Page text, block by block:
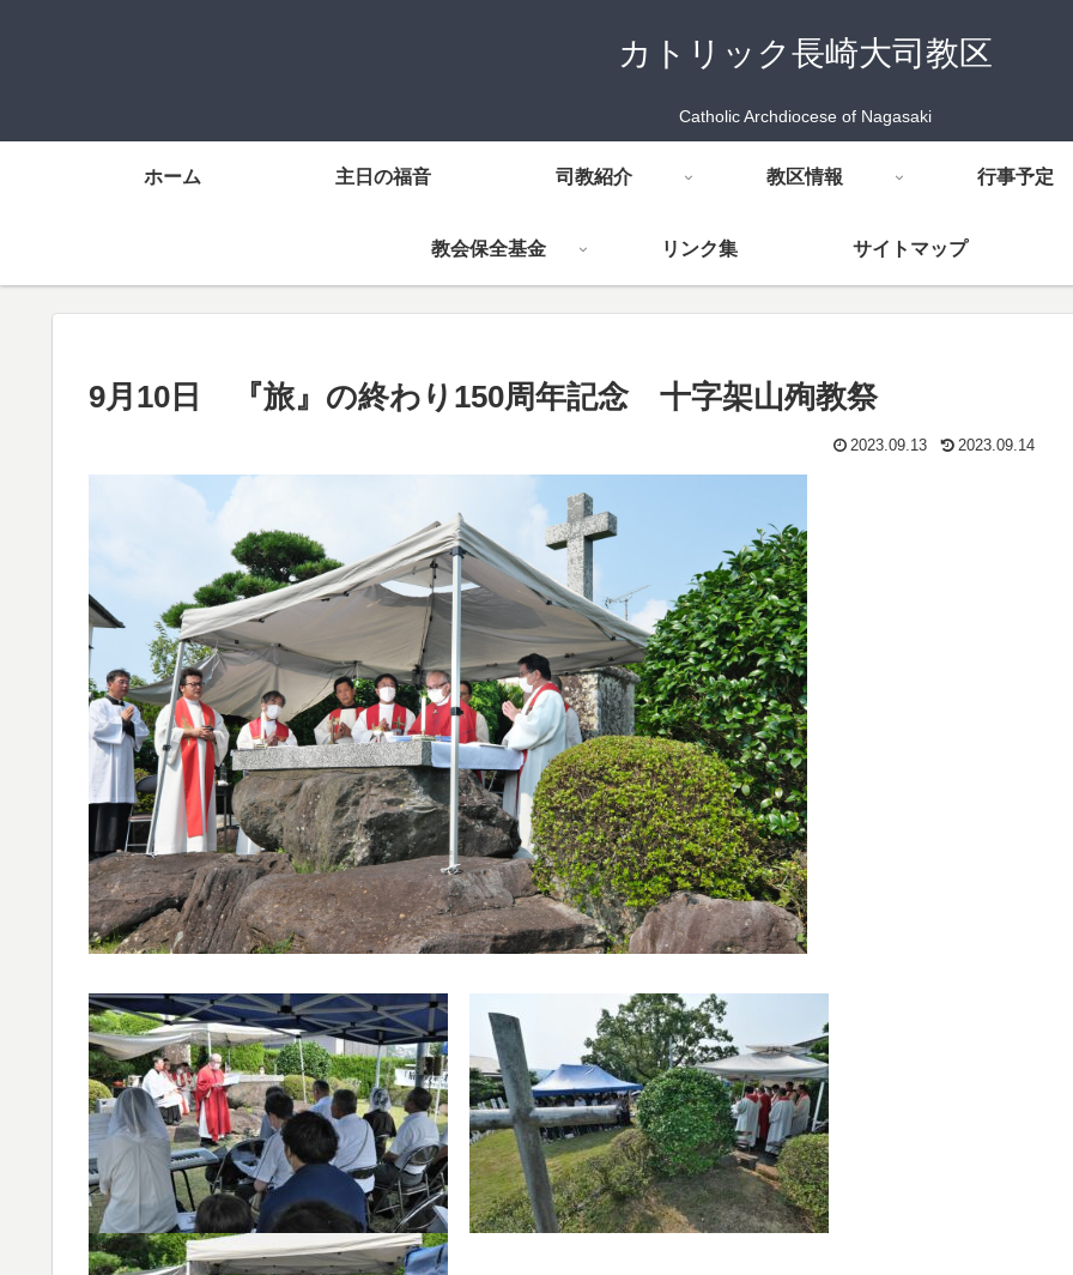
カトリック長崎大司教区
Catholic Archdiocese of Nagasaki
ホーム 主日の福音 司教紹介 教区情報 行事予定
教会保全基金 リンク集 サイトマップ
9月10日 『旅』の終わり150周年記念 十字架山殉教祭
2023.09.13 2023.09.14